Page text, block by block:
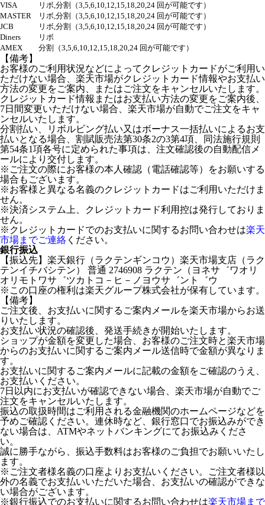
VISA
リボ,分割（3,5,6,10,12,15,18,20,24 回が可能です）
MASTER
リボ,分割（3,5,6,10,12,15,18,20,24 回が可能です）
JCB
リボ,分割（3,5,6,10,12,15,18,20,24 回が可能です）
Diners
リボ
AMEX
分割（3,5,6,10,12,15,18,20,24 回が可能です）
【備考】
お客様のご利用状況などによってクレジットカードがご利用い
ただけない場合、楽天市場がクレジットカード情報やお支払い
方法の変更をご案内、またはご注文をキャンセルいたします。
クレジットカード情報またはお支払い方法の変更をご案内後、
7日間変更いただけない場合、楽天市場が自動でご注文をキャ
ンセルいたします。
分割払い、リボルビング払い又はボーナス一括払いによるお支
払いとなる場合、割賦販売法第30条2の3第4項、同法施行規則
第54条1項各号に定められた事項は、注文確認後の自動配信メ
ールにより交付します。
※ご注文の際にお客様の本人確認（電話確認等）をお願いする
場合もございます。
※お客様と異なる名義のクレジットカードはご利用いただけま
せん。
※決済システム上、クレジットカード利用控は発行しておりま
せん。
※クレジットカードでのお支払いに関するお問い合わせは楽天
市場までご連絡 ください。
銀行振込
【振込先】楽天銀行（ラクテンギンコウ）楽天市場支店（ラク
テンイチバシテン） 普通 2746908 ラクテン（ヨネサ゛ワオリ
オリモトワサ゛ツカトコ－ヒ－ノヨウサ゛ント゛ウ
※この口座の権利は楽天グループ株式会社が保有しています。
【備考】
ご注文後、お支払いに関するご案内メールを楽天市場からお送
りいたします。
お支払い状況の確認後、発送手続きが開始いたします。
ショップが金額を変更した場合、お客様のご注文時と楽天市場
からのお支払いに関するご案内メール送信時で金額が異なりま
す。
お支払いに関するご案内メールに記載の金額をご確認のうえ、
お支払いください。
7日以内にお支払いが確認できない場合、楽天市場が自動でご
注文をキャンセルいたします。
振込の取扱時間はご利用される金融機関のホームページなどを
予めご確認ください。連休時など、銀行窓口でお振込みができ
ない場合は、ATMやネットバンキングにてお振込みくださ
い。
誠に勝手ながら、振込手数料はお客様のご負担でお願いいたし
ます。
※ご注文者様名義の口座よりお支払いください。ご注文者様以
外の名義でお支払いいただいた場合、お支払いの確認ができな
い場合がございます。
※銀行振込でのお支払いに関するお問い合わせは楽天市場まで